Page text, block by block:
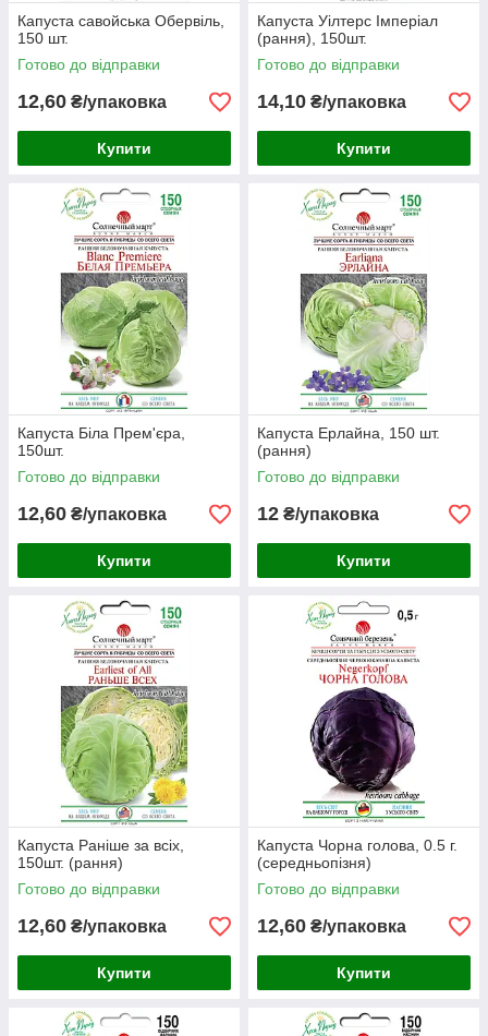
Капуста савойська Обервіль,
150 шт.
Готово до відправки
12,60 ₴/упаковка
Купити
Капуста Уілтерс Імперіал
(рання), 150шт.
Готово до відправки
14,10 ₴/упаковка
Купити
Капуста Біла Прем'єра,
150шт.
Готово до відправки
12,60 ₴/упаковка
Купити
Капуста Ерлайна, 150 шт.
(рання)
Готово до відправки
12 ₴/упаковка
Купити
Капуста Раніше за всіх,
150шт. (рання)
Готово до відправки
12,60 ₴/упаковка
Купити
Капуста Чорна голова, 0.5 г.
(середньопізня)
Готово до відправки
12,60 ₴/упаковка
Купити